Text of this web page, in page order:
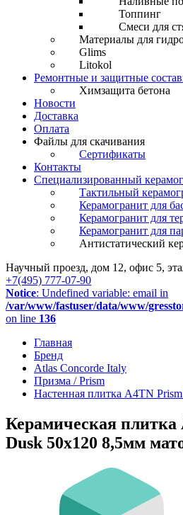
Топпинг
Смеси для
Материалы для
Glims
Litokol
Ремонтные и защитные
Химзащита бетона
Новости
Доставка
Оплата
Файлы для скачивания
Сертификаты
Контакты
Специализированный
Тактильный
Керамогранит для
Керамогранит для
Керамогранит для
Антистатический
Научный проезд, дом 12, офис 5,
+7(495) 777-07-90
Notice: Undefined variable: email in
/var/www/fastuser/data/www/
on line 136
Главная
Бренд
Atlas Concorde Italy
Призма / Prism
Настенная плитка A4TN
Керамическая плитка
Dusk 50x120 8,5мм